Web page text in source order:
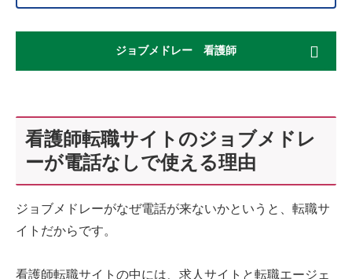
ジョブメドレー 看護師
看護師転職サイトのジョブメドレ
ーが電話なしで使える理由
ジョブメドレーがなぜ電話が来ないかというと、転職サ
イトだからです。
看護師転職サイトの中には、求人サイトと転職エージェ